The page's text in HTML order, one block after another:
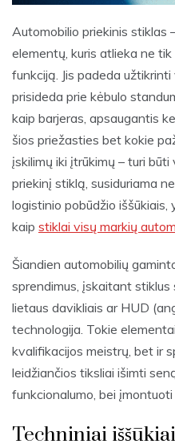
Automobilio priekinis stiklas
elementų, kuris atlieka ne
funkciją. Jis padeda
prisideda prie kėbulo
kaip barjeras, apsaugantis
šios priežasties bet kokie
įskilimų iki įtrūkimų – turi
priekinį stiklą, susiduriama
logistinio pobūdžio iššūkiais,
kaip stiklai visų markių
Šiandien automobilių
sprendimus, įskaitant stiklus
lietaus davikliais ar HUD
technologija. Tokie
kvalifikacijos meistrų, bet ir
leidžiančios tiksliai išimti
funkcionalumo, bei
Techniniai